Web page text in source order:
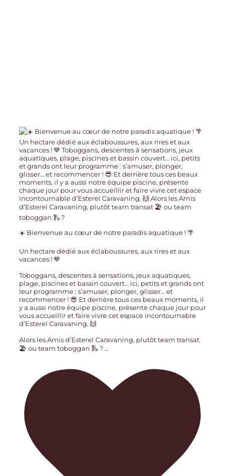
☀️ Bienvenue au cœur de notre paradis aquatique ! 🌴
Un hectare dédié aux éclaboussures, aux rires et aux
vacances ! 💙
Toboggans, descentes à sensations, jeux aquatiques,
plage, piscines et bassin couvert… ici, petits et grands ont
leur programme : s’amuser, plonger, glisser… et
recommencer ! 😎 Et derrière tous ces beaux moments, il
y a aussi notre équipe piscine, présente chaque jour pour
vous accueillir et faire vivre cet espace incontournable
d’Esterel Caravaning. 🙌
Alors les Amis d’Esterel Caravaning, plutôt team transat
🏖️ ou team toboggan 🛝 ?…